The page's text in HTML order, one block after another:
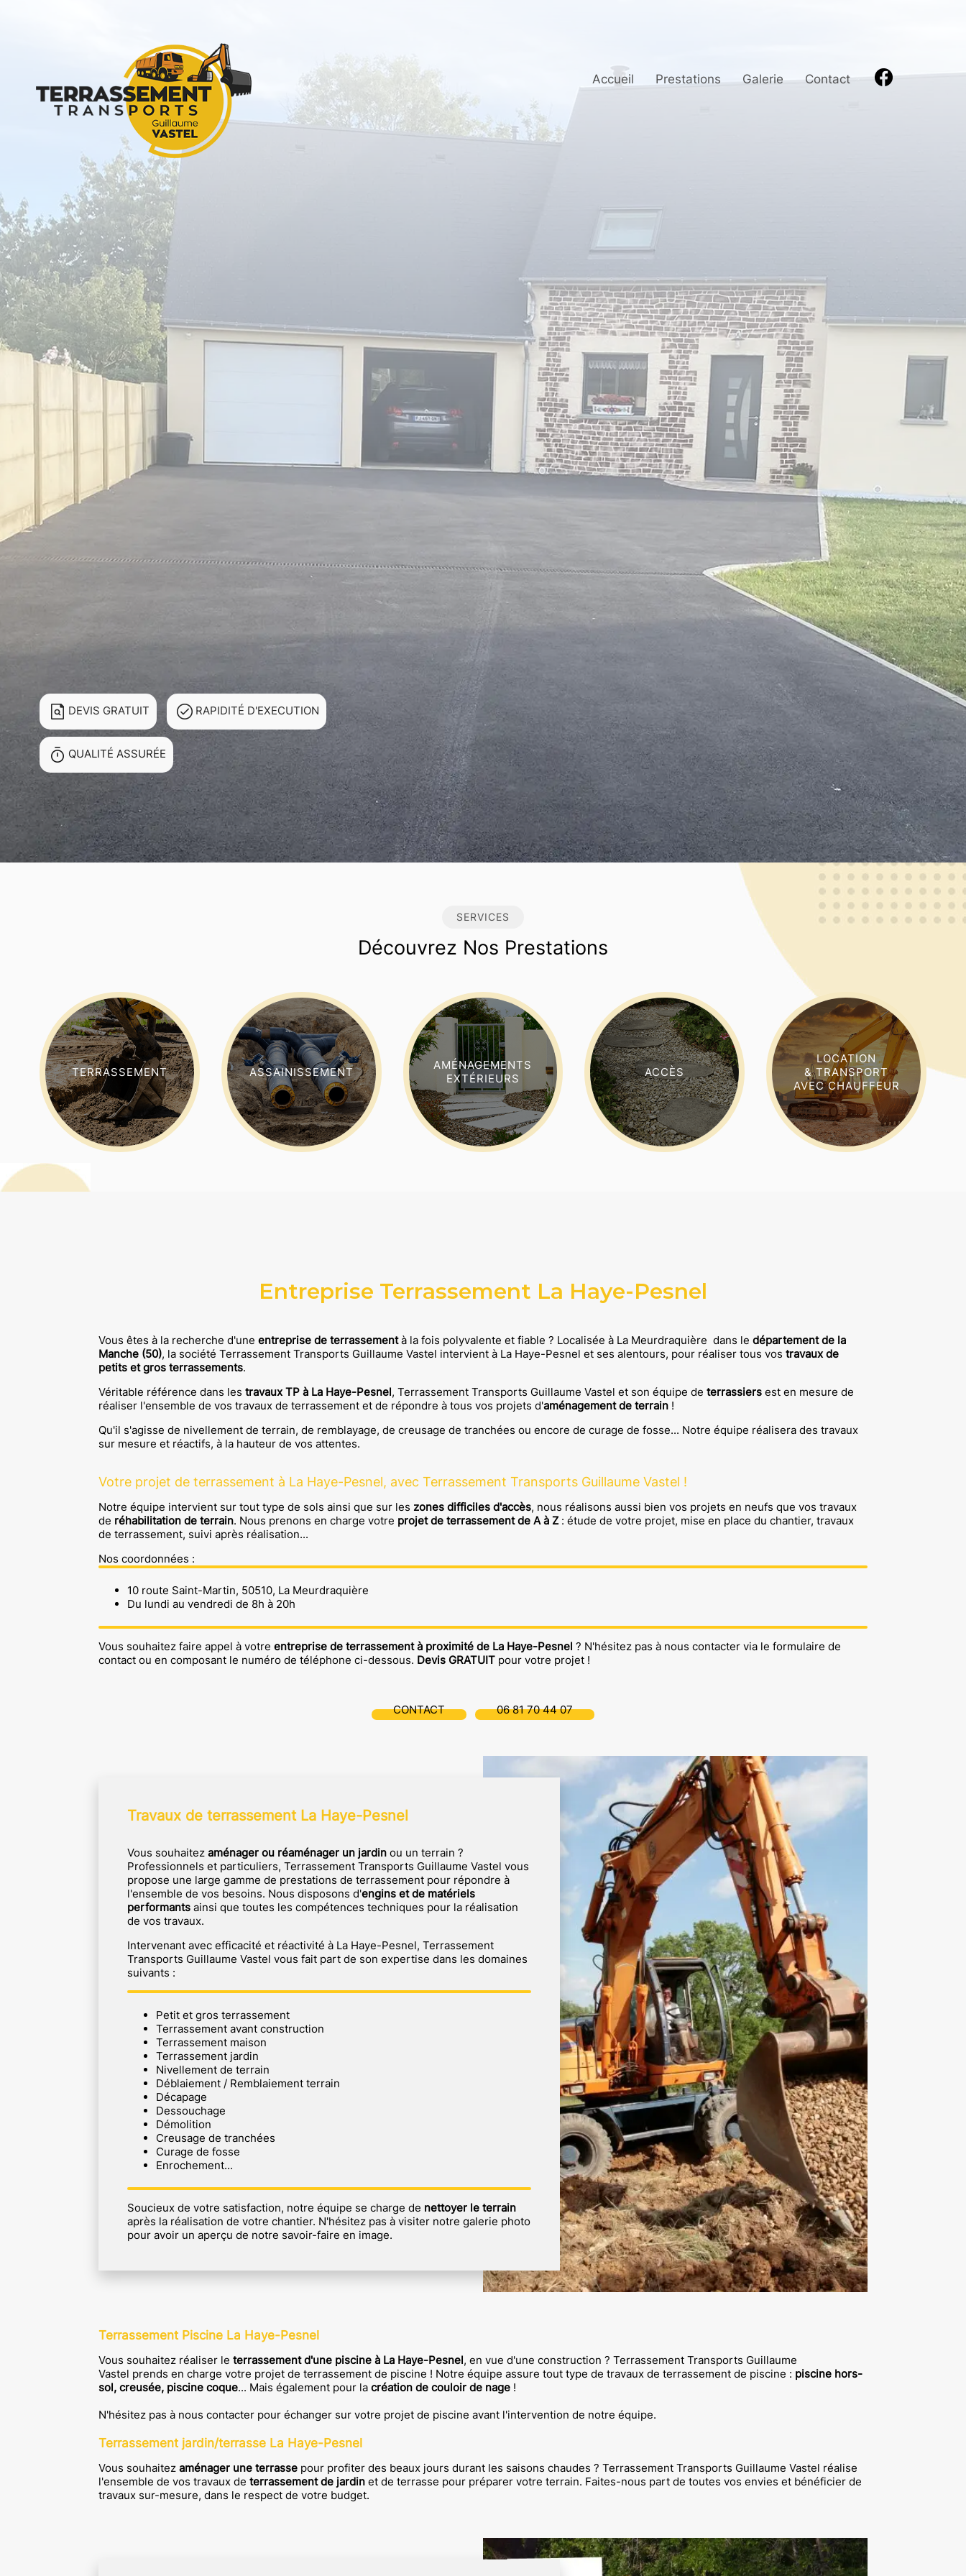
Accueil Prestations Galerie Contact
DEVIS GRATUIT RAPIDITÉ D'EXECUTION
QUALITÉ ASSURÉE
SERVICES
Découvrez Nos Prestations
TERRASSEMENT ASSAINISSEMENT
AMÉNAGEMENTS
EXTÉRIEURS
ACCÈS
LOCATION
& TRANSPORT
AVEC CHAUFFEUR
Entreprise Terrassement La Haye-Pesnel
Vous êtes à la recherche d'une entreprise de terrassementà la fois polyvalente et fiable ? Localisée à La Meurdraquière dans le département de la
Manche (50), la société Terrassement Transports Guillaume Vastel intervient à La Haye-Pesnel et ses alentours, pour réaliser tous vos travaux de
petits et gros terrassements.
Véritable référence dans les travaux TP à La Haye-Pesnel, Terrassement Transports Guillaume Vastel et son équipe de terrassiers est en mesure de
réaliser l'ensemble de vos travaux de terrassement et de répondre à tous vos projets d'aménagement de terrain !
Qu'il s'agisse de nivellement de terrain, de remblayage, de creusage de tranchées ou encore de curage de fosse... Notre équipe réalisera des travaux
sur mesure et réactifs, à la hauteur de vos attentes.
Votre projet de terrassement à La Haye-Pesnel, avec Terrassement Transports Guillaume Vastel !
Notre équipe intervient sur tout type de sols ainsi que sur les zones difficiles d'accès, nous réalisons aussi bien vos projets en neufs que vos travaux
de réhabilitation de terrain. Nous prenons en charge votre projet de terrassement de A à Z : étude de votre projet, mise en place du chantier, travaux
de terrassement, suivi après réalisation...
Nos coordonnées :
10 route Saint-Martin, 50510, La Meurdraquière
Du lundi au vendredi de 8h à 20h
Vous souhaitez faire appel à votre entreprise de terrassement à proximité de La Haye-Pesnel ? N'hésitez pas à nous contacter via le formulaire de
contact ou en composant le numéro de téléphone ci-dessous. Devis GRATUIT pour votre projet !
CONTACT 06 81 70 44 07
Travaux de terrassement La Haye-Pesnel
Vous souhaitez aménager ou réaménager un jardin ou un terrain ?
Professionnels et particuliers, Terrassement Transports Guillaume Vastel vous
propose une large gamme de prestations de terrassement pour répondre à
l'ensemble de vos besoins. Nous disposons d'engins et de matériels
performants ainsi que toutes les compétences techniques pour la réalisation
de vos travaux.
Intervenant avec efficacité et réactivité à La Haye-Pesnel, Terrassement
Transports Guillaume Vastel vous fait part de son expertise dans les domaines
suivants :
Petit et gros terrassement
Terrassement avant construction
Terrassement maison
Terrassement jardin
Nivellement de terrain
Déblaiement / Remblaiement terrain
Décapage
Dessouchage
Démolition
Creusage de tranchées
Curage de fosse
Enrochement...
Soucieux de votre satisfaction, notre équipe se charge de nettoyer le terrain
après la réalisation de votre chantier. N'hésitez pas à visiter notre galerie photo
pour avoir un aperçu de notre savoir-faire en image.
Terrassement Piscine La Haye-Pesnel
Vous souhaitez réaliser le terrassement d'une piscine à La Haye-Pesnel, en vue d'une construction ? Terrassement Transports Guillaume
Vastel prends en charge votre projet de terrassement de piscine ! Notre équipe assure tout type de travaux de terrassement de piscine : piscine hors-
sol, creusée, piscine coque... Mais également pour la création de couloir de nage !
N'hésitez pas à nous contacter pour échanger sur votre projet de piscine avant l'intervention de notre équipe.
Terrassement jardin/terrasse La Haye-Pesnel
Vous souhaitez aménager une terrasse pour profiter des beaux jours durant les saisons chaudes ? Terrassement Transports Guillaume Vastel réalise
l'ensemble de vos travaux de terrassement de jardin et de terrasse pour préparer votre terrain. Faites-nous part de toutes vos envies et bénéficier de
travaux sur-mesure, dans le respect de votre budget.